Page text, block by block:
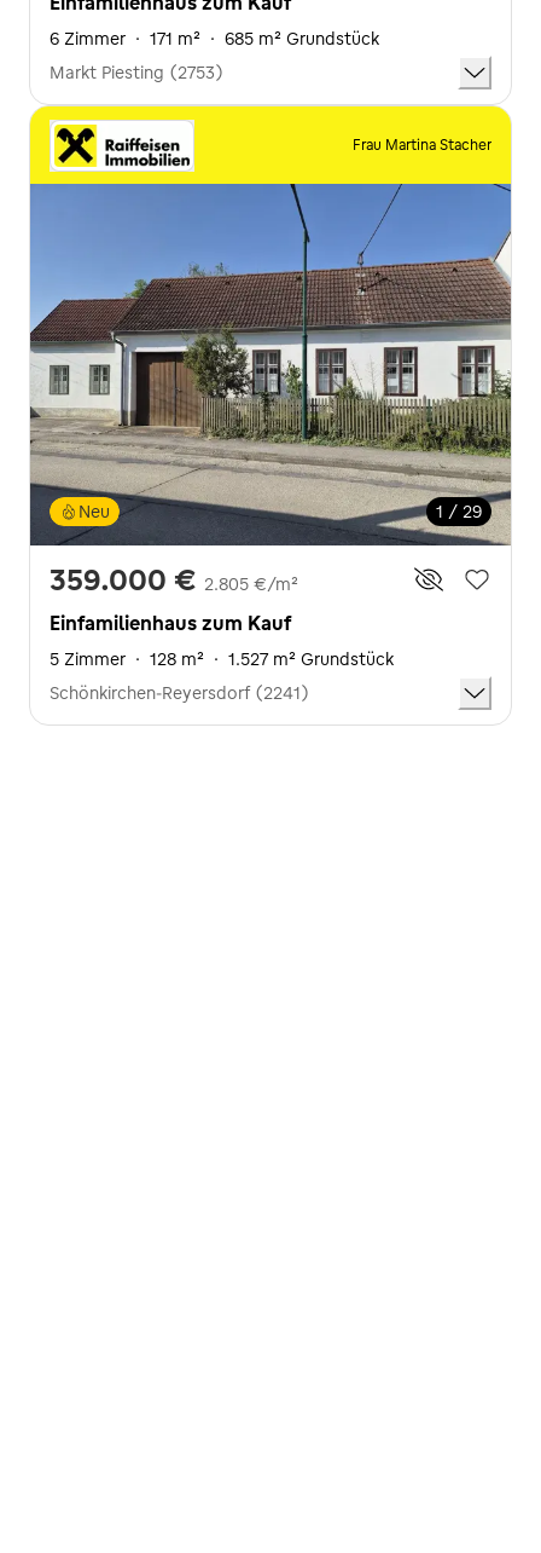
6 Zimmer · 171 m² · 685 m² Grundstück
Markt Piesting (2753)
Frau Martina Stacher
1 / 29
Neu
359.000 € 2.805 €/m²
Einfamilienhaus zum Kauf
5 Zimmer · 128 m² · 1.527 m² Grundstück
Schönkirchen-Reyersdorf (2241)